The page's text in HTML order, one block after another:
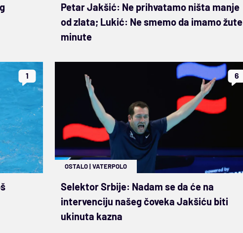
Petar Jakšić: Ne prihvatamo ništa manje
od zlata; Lukić: Ne smemo da imamo žute
minute
1 6
OSTALO|VATERPOLO
Selektor Srbije: Nadam se da će na
intervenciju našeg čoveka Jakšiću biti
ukinuta kazna